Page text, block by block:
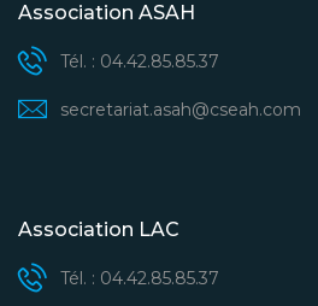
Association ASAH
Tél. : 04.42.85.85.37
secretariat.asah@cseah.com
Association LAC
Tél. : 04.42.85.85.37